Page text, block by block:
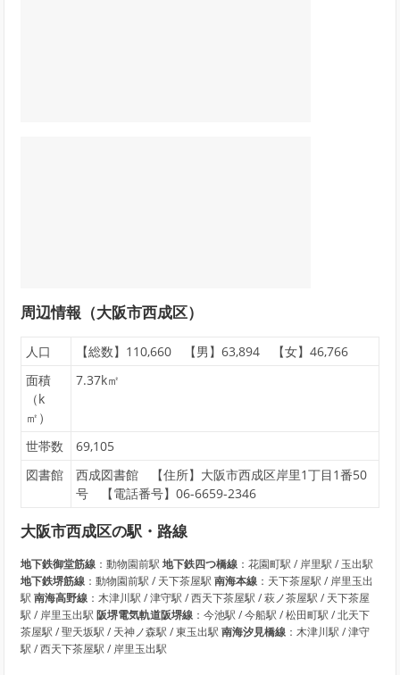
周辺情報（大阪市西成区）
人口
【総数】110,660 【男】63,894 【女】46,766
面積
（k
㎡）
7.37k㎡
世帯数
69,105
図書館
西成図書館 【住所】大阪市西成区岸里1丁目1番50
号 【電話番号】06-6659-2346
大阪市西成区の駅・路線
地下鉄御堂筋線：動物園前駅 地下鉄四つ橋線：花園町駅 / 岸里駅 / 玉出駅
地下鉄堺筋線：動物園前駅 / 天下茶屋駅 南海本線：天下茶屋駅 / 岸里玉出
駅 南海高野線：木津川駅 / 津守駅 / 西天下茶屋駅 / 萩ノ茶屋駅 / 天下茶屋
駅 / 岸里玉出駅 阪堺電気軌道阪堺線：今池駅 / 今船駅 / 松田町駅 / 北天下
茶屋駅 / 聖天坂駅 / 天神ノ森駅 / 東玉出駅 南海汐見橋線：木津川駅 / 津守
駅 / 西天下茶屋駅 / 岸里玉出駅